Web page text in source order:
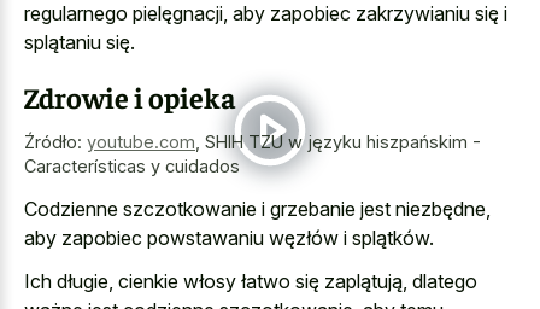
regularnego pielęgnacji, aby zapobiec zakrzywianiu się i
splątaniu się.
Zdrowie i opieka
Źródło: youtube.com SHIH TZU w języku hiszpańskim -
Características y cuidados
Codzienne szczotkowanie i grzebanie jest niezbędne,
aby zapobiec powstawaniu węzłów i splątków.
Ich długie, cienkie włosy łatwo się zaplątują, dlatego